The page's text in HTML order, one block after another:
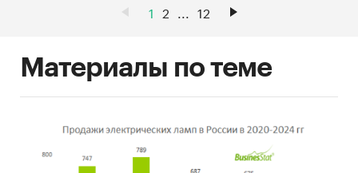
1 2 ... 12
Материалы по теме